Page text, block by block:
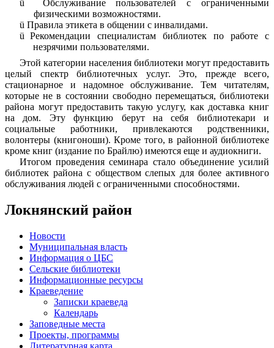
ü
Обслуживание пользователей с ограниченными
физическими возможностями.
ü Правила этикета в общении с инвалидами.
ü Рекомендации специалистам библиотек по работе с
незрячими пользователями.
Этой категории населения библиотеки могут предоставить
целый спектр библиотечных услуг. Это, прежде всего,
стационарное и надомное обслуживание. Тем читателям,
которые не в состоянии свободно перемещаться, библиотеки
района могут предоставить такую услугу, как доставка книг
на дом. Эту функцию берут на себя библиотекари и
социальные работники, привлекаются родственники,
волонтеры (книгоноши). Кроме того, в районной библиотеке
кроме книг (издание по Брайлю) имеются еще и аудиокниги.
Итогом проведения семинара стало объединение усилий
библиотек района с обществом слепых для более активного
обслуживания людей с ограниченными способностями.
Локнянский район
Новости
Муниципальная власть
Информация о ЦБС
Сельские библиотеки
Информационные ресурсы
Краеведение
Записки краеведа
Календарь
Заповедные места
Проекты, программы
Литературная карта